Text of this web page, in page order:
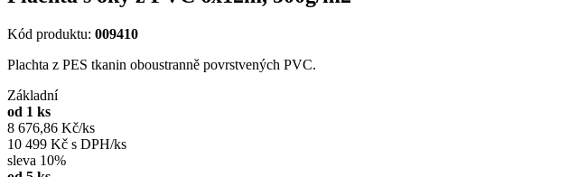
Kód produktu: 009410
Plachta z PES tkanin oboustranně povrstvených PVC.
Základní
od 1 ks
8 676,86 Kč/ks
10 499 Kč s DPH/ks
sleva 10%